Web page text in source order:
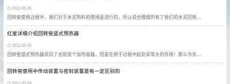
2012-05-05
回转窑使用过程中，我们对于水泥熟料的使用是流行的，所以说也慢慢的有了我们的水泥回转…
红星详细介绍回转窑竖式预热器
2012-05-05
回转窑竖式预热器说白了也就是个加热容器，但是在烘干过程中起到非常大的作用！那么今天…
回转窑使用中传动装置与密封装置是有一定区别的
2012-05-04